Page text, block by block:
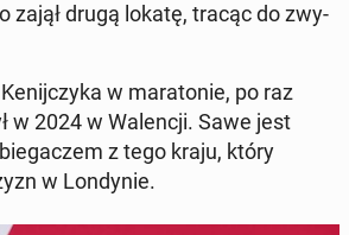
zajął drugą lokatę, tracąc do zwy­
w ma­ra­to­nie, po raz
w 2024 w Wa­len­cji. Sawe jest
z tego kraju, który
w Lon­dy­nie.